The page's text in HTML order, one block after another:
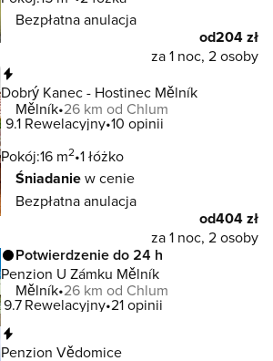
Bezpłatna anulacja
od204 zł
za 1 noc, 2 osoby
Dobrý Kanec - Hostinec Mělník
Mělník 26 km od Chlum
9.1 Rewelacyjny 10 opinii
Pokój:16 m2 1 łóżko
Śniadaniew cenie
Bezpłatna anulacja
od404 zł
za 1 noc, 2 osoby
Potwierdzenie do 24 h
Penzion U Zámku Mělník
Mělník 26 km od Chlum
9.7Rewelacyjny 21 opinii
Penzion Vědomice